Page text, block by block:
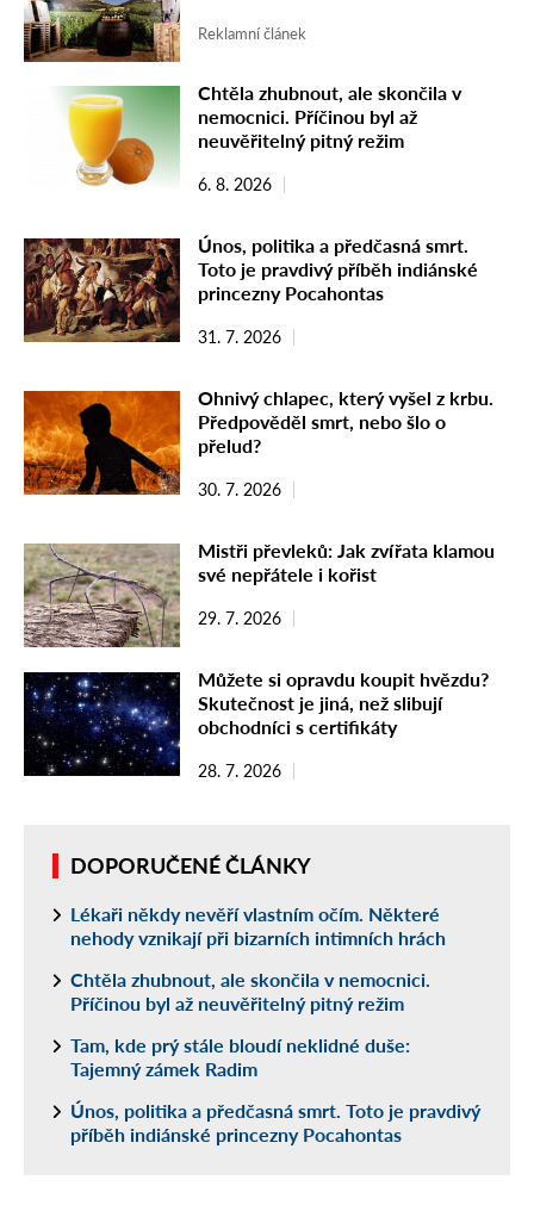
Reklamní článek
Chtěla zhubnout, ale skončila v
nemocnici. Příčinou byl až
neuvěřitelný pitný režim
6. 8. 2026
Únos, politika a předčasná smrt.
Toto je pravdivý příběh indiánské
princezny Pocahontas
31. 7. 2026
Ohnivý chlapec, který vyšel z krbu.
Předpověděl smrt, nebo šlo o
přelud?
30. 7. 2026
Mistři převleků: Jak zvířata klamou
své nepřátele i kořist
29. 7. 2026
Můžete si opravdu koupit hvězdu?
Skutečnost je jiná, než slibují
obchodníci s certifikáty
28. 7. 2026
DOPORUČENÉ ČLÁNKY
Lékaři někdy nevěří vlastním očím. Některé
nehody vznikají při bizarních intimních hrách
Chtěla zhubnout, ale skončila v nemocnici.
Příčinou byl až neuvěřitelný pitný režim
Tam, kde prý stále bloudí neklidné duše:
Tajemný zámek Radim
Únos, politika a předčasná smrt. Toto je pravdivý
příběh indiánské princezny Pocahontas